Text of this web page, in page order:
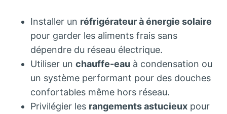
Installer un réfrigérateur à énergie solaire
pour garder les aliments frais sans
dépendre du réseau électrique.
Utiliser un chauffe-eau à condensation ou
un système performant pour des douches
confortables même hors réseau.
Privilégier les rangements astucieux pour